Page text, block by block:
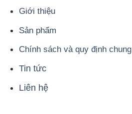
Giới thiệu
Sản phẩm
Chính sách và quy định chung
Tin tức
Liên hệ